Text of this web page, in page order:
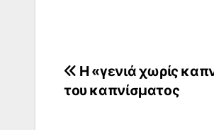
Πλοήγηση
άρθρων
Η «γενιά χωρίς
του καπνίσματος